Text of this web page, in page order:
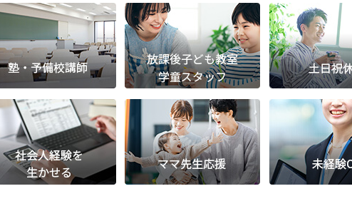
師
保育士
タッフ
務
務
紹介予
未経験
新卒
第二新
Iター
社会
子育て
ミドル
扶養